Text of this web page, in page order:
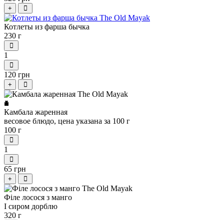
+
Котлеты из фарша бычка
230 г
1
120 грн
+
Камбала жаренная
весовое блюдо, цена указана за 100 г
100 г
1
65 грн
+
Філе лосося з манго
І сиром дорблю
320 г